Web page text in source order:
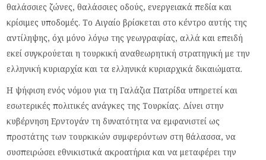
θαλάσσιες ζώνες, θαλάσσιες οδούς, ενεργειακά πεδία και
κρίσιμες υποδομές. Το Αιγαίο βρίσκεται στο κέντρο αυτής της
αντίληψης, όχι μόνο λόγω της γεωγραφίας, αλλά και επειδή
εκεί συγκρούεται η τουρκική αναθεωρητική στρατηγική με την
ελληνική κυριαρχία και τα ελληνικά κυριαρχικά δικαιώματα.
Η ψήφιση ενός νόμου για τη Γαλάζια Πατρίδα υπηρετεί και
εσωτερικές πολιτικές ανάγκες της Τουρκίας. Δίνει στην
κυβέρνηση Ερντογάν τη δυνατότητα να εμφανιστεί ως
προστάτης των τουρκικών συμφερόντων στη θάλασσα, να
συσπειρώσει εθνικιστικά ακροατήρια και να μεταφέρει την